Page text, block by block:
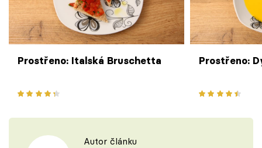
Prostřeno: Italská Bruschetta Prostřeno:
Autor článku